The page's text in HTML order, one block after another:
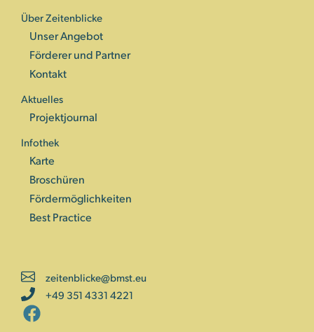
Über Zeitenblicke
Unser Angebot
Förderer und Partner
Kontakt
Aktuelles
Projektjournal
Infothek
Karte
Broschüren
Fördermöglichkeiten
Best Practice
zeitenblicke@bmst.eu
+49 351 4331 4221